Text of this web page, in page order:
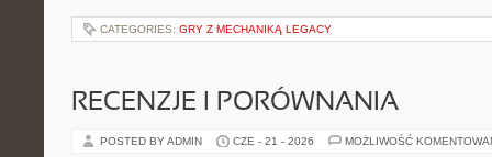
CATEGORIES: GRY Z MECHANIKĄ LEGACY
RECENZJE I PORÓWNANIA
POSTED BY ADMIN CZE - 21 - 2026 MOŻLIWOŚĆ